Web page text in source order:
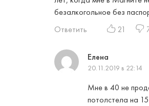
безалкогольное без
Ответить
21
Елена
20.11.2019 в 22:14
Мне в 40 не
потолстела на